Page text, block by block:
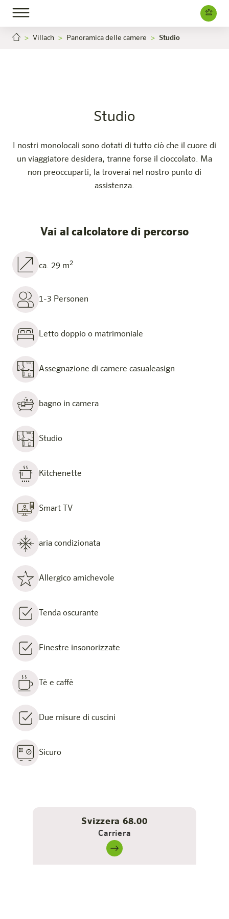
Villach Panoramica delle camere Studio
Studio
I nostri monolocali sono dotati di tutto ciò che il cuore di
un viaggiatore desidera, tranne forse il cioccolato. Ma
non preoccuparti, la troverai nel nostro punto di
assistenza.
Vai al calcolatore di percorso
ca. 29 m2
1-3 Personen
Letto doppio o matrimoniale
Assegnazione di camere casualeasign
bagno in camera
Studio
Kitchenette
Smart TV
aria condizionata
Allergico amichevole
Tenda oscurante
Finestre insonorizzate
Tè e caffè
Due misure di cuscini
Sicuro
Svizzera 68.00
Carriera